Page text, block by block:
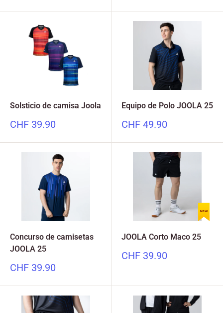
Solsticio de camisa Joola
Precio
CHF 39.90
Equipo de Polo JOOLA 25
Precio
CHF 49.90
Concurso de camisetas
JOOLA 25
Precio
CHF 39.90
JOOLA Corto Maco 25
Precio
CHF 39.90